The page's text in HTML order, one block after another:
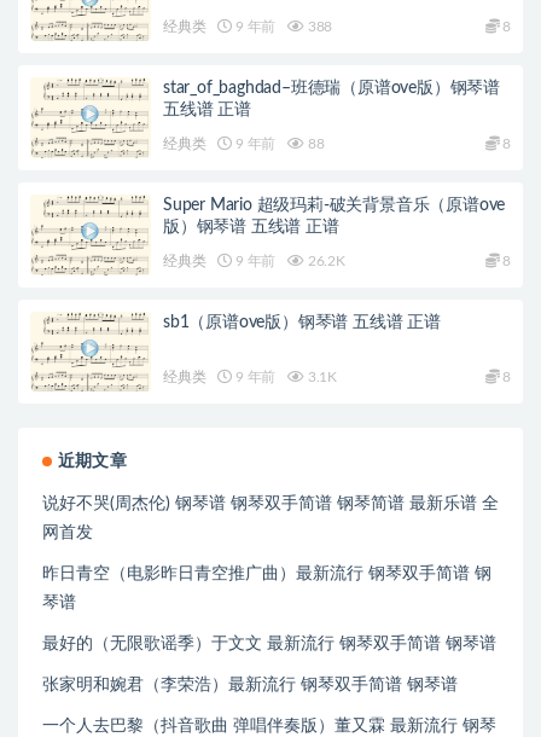
经典类 9 年前 388 8
star_of_baghdad–班德瑞（原谱ove版）钢琴谱
五线谱 正谱
经典类 9 年前 88 8
Super Mario 超级玛莉-破关背景音乐（原谱ove
版）钢琴谱 五线谱 正谱
经典类 9 年前 26.2K 8
sb1（原谱ove版）钢琴谱 五线谱 正谱
经典类 9 年前 3.1K 8
近期文章
说好不哭(周杰伦) 钢琴谱 钢琴双手简谱 钢琴简谱 最新乐谱 全
网首发
昨日青空（电影昨日青空推广曲）最新流行 钢琴双手简谱 钢
琴谱
最好的（无限歌谣季）于文文 最新流行 钢琴双手简谱 钢琴谱
张家明和婉君（李荣浩）最新流行 钢琴双手简谱 钢琴谱
一个人去巴黎（抖音歌曲 弹唱伴奏版）董又霖 最新流行 钢琴